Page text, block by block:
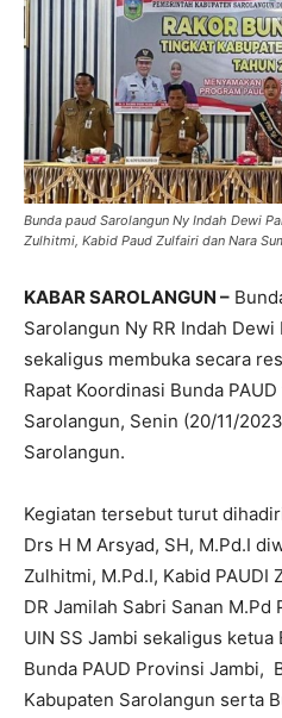
Bunda paud Sarolangun Ny Indah Dewi
Zulhitmi, Kabid Paud Zulfairi dan Nara
KABAR SAROLANGUN –
Sarolangun Ny RR Indah
sekaligus membuka secara
Rapat Koordinasi Bunda
Sarolangun, Senin (20/11/
Sarolangun.
Kegiatan tersebut turut
Drs H M Arsyad, SH, M.Pd.I
Zulhitmi, M.Pd.I, Kabid PAUDI
DR Jamilah Sabri Sanan
UIN SS Jambi sekaligus
Bunda PAUD Provinsi Jambi,
Kabupaten Sarolangun serta